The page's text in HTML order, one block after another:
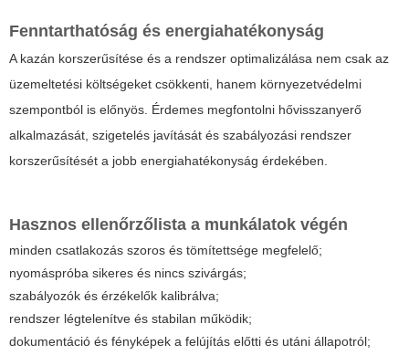
Fenntarthatóság és energiahatékonyság
A kazán korszerűsítése és a rendszer optimalizálása nem csak az
üzemeltetési költségeket csökkenti, hanem környezetvédelmi
szempontból is előnyös. Érdemes megfontolni hővisszanyerő
alkalmazását, szigetelés javítását és szabályozási rendszer
korszerűsítését a jobb energiahatékonyság érdekében.
Hasznos ellenőrzőlista a munkálatok végén
minden csatlakozás szoros és tömítettsége megfelelő;
nyomáspróba sikeres és nincs szivárgás;
szabályozók és érzékelők kalibrálva;
rendszer légtelenítve és stabilan működik;
dokumentáció és fényképek a felújítás előtti és utáni állapotról;